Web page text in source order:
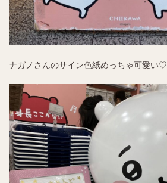
ナガノさんのサイン色紙めっちゃ可愛い♡